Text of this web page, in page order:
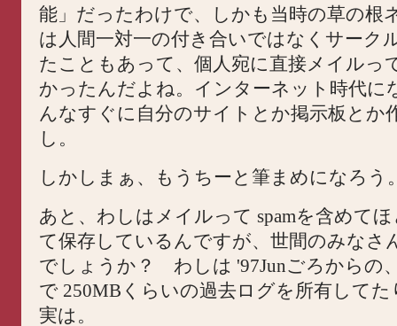
能」だったわけで、しかも当時の草の根
は人間一対一の付き合いではなくサーク
たこともあって、個人宛に直接メイルっ
かったんだよね。インターネット時代に
んなすぐに自分のサイトとか掲示板とか
し。
しかしまぁ、もうちーと筆まめになろう
あと、わしはメイルって spamを含めて
て保存しているんですが、世間のみなさ
でしょうか？ わしは '97Junごろからの
で 250MBくらいの過去ログを所有して
実は。